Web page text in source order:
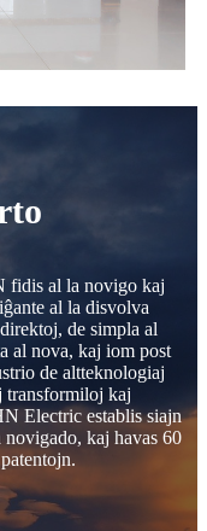
fidis al la novigo kaj
al la disvolva
de simpla al
al nova, kaj iom post
de altteknologiaj
transformiloj kaj
Electric establis siajn
novigado, kaj havas 60